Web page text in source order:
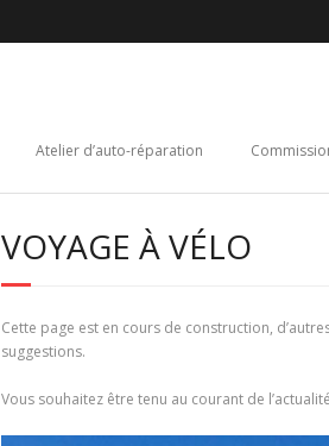
Atelier d’auto-réparation
VOYAGE À VÉLO
Cette page est en cours de construction,
suggestions.
Vous souhaitez être tenu au courant de